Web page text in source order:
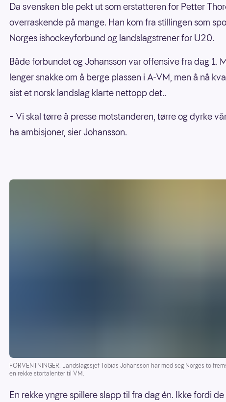
Da svensken ble pekt ut som erstatteren for Petter
overraskende på mange. Han kom fra stillingen som
Norges ishockeyforbund og landslagstrener for U20.
Både forbundet og Johansson var offensive fra dag 1.
lenger snakke om å berge plassen i A-VM, men å nå
sist et norsk landslag klarte nettopp det..
– Vi skal tørre å presse motstanderen, tørre og dyrke
ha ambisjoner, sier Johansson.
FORVENTNINGER: Landslagssjef Tobias Johansson har med seg Norges to
en rekke stortalenter til VM.
En rekke yngre spillere slapp til fra dag én. Ikke fordi